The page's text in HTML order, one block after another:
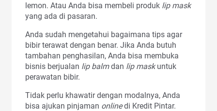
lemon. Atau Anda bisa membeli produk lip mask
yang ada di pasaran.
Anda sudah mengetahui bagaimana tips agar
bibir terawat dengan benar. Jika Anda butuh
tambahan penghasilan, Anda bisa membuka
bisnis berjualan lip balmdan lip maskuntuk
perawatan bibir.
Tidak perlu khawatir dengan modalnya, Anda
bisa ajukan pinjaman online di Kredit Pintar.